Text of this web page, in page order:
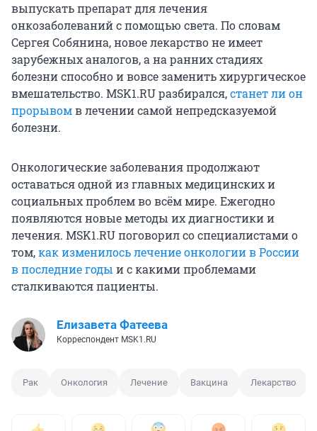
выпускать препарат для лечения
онкозаболеваний с помощью света. По словам
Сергея Собянина, новое лекарство не имеет
зарубежных аналогов, а на ранних стадиях
болезни способно и вовсе заменить хирургическое
вмешательство. MSK1.RU разбирался,станет ли он
прорывомв лечении самой непредсказуемой
болезни.
Онкологические заболевания продолжают
оставаться одной из главных медицинских и
социальных проблем во всём мире. Ежегодно
появляются новые методы их диагностики и
лечения. MSK1.RU поговорил со специалистами о
том,как изменилось лечение онкологии в России
в последние годы и с какими проблемами
сталкиваются пациенты.
Елизавета Фатеева
Корреспондент MSK1.RU
Рак Онкология Лечение Вакцина Лекарство